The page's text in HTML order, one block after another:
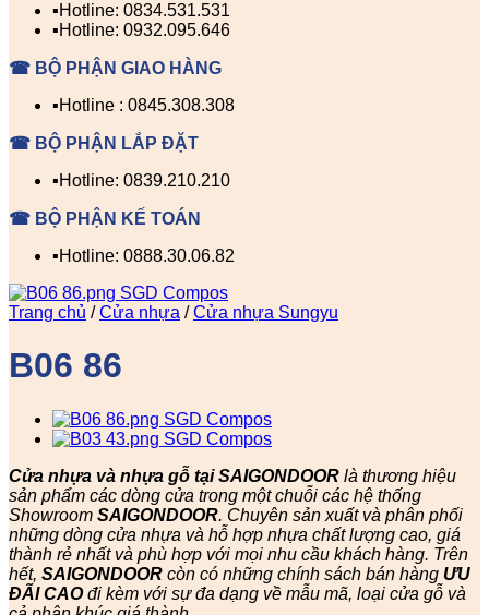
▪️Hotline: 0834.531.531
▪️Hotline: 0932.095.646
☎ BỘ PHẬN GIAO HÀNG
▪️Hotline : 0845.308.308
☎ BỘ PHẬN LẮP ĐẶT
▪️Hotline: 0839.210.210
☎ BỘ PHẬN KẾ TOÁN
▪️Hotline: 0888.30.06.82
Trang chủ / Cửa nhựa / Cửa nhựa Sungyu
B06 86
Cửa nhựa và nhựa gỗ tại SAIGONDOOR là thương hiệu
sản phẩm các dòng cửa trong một chuỗi các hệ thống
Showroom SAIGONDOOR. Chuyên sản xuất và phân phối
những dòng cửa nhựa và hỗ hợp nhựa chất lượng cao, giá
thành rẻ nhất và phù hợp với mọi nhu cầu khách hàng. Trên
hết, SAIGONDOOR còn có những chính sách bán hàng ƯU
ĐÃI CAOđi kèm với sự đa dạng về mẫu mã, loại cửa gỗ và